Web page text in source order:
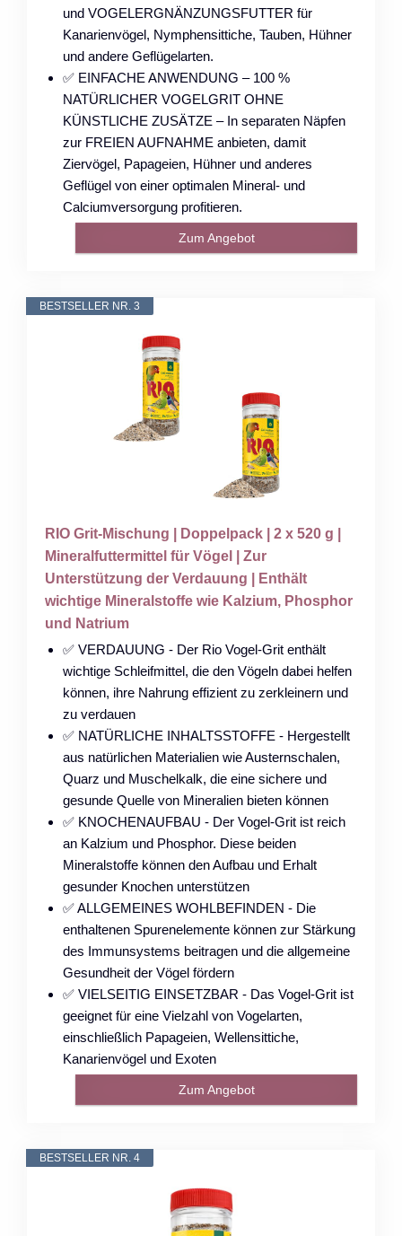
und VOGELERGNÄNZUNGSFUTTER für
Kanarienvögel, Nymphensittiche, Tauben, Hühner
und andere Geflügelarten.
✅ EINFACHE ANWENDUNG – 100 %
NATÜRLICHER VOGELGRIT OHNE
KÜNSTLICHE ZUSÄTZE – In separaten Näpfen
zur FREIEN AUFNAHME anbieten, damit
Ziervögel, Papageien, Hühner und anderes
Geflügel von einer optimalen Mineral- und
Calciumversorgung profitieren.
Zum Angebot
BESTSELLER NR. 3
RIO Grit-Mischung | Doppelpack | 2 x 520 g |
Mineralfuttermittel für Vögel | Zur
Unterstützung der Verdauung | Enthält
wichtige Mineralstoffe wie Kalzium, Phosphor
und Natrium
✅ VERDAUUNG - Der Rio Vogel-Grit enthält
wichtige Schleifmittel, die den Vögeln dabei helfen
können, ihre Nahrung effizient zu zerkleinern und
zu verdauen
✅ NATÜRLICHE INHALTSSTOFFE - Hergestellt
aus natürlichen Materialien wie Austernschalen,
Quarz und Muschelkalk, die eine sichere und
gesunde Quelle von Mineralien bieten können
✅ KNOCHENAUFBAU - Der Vogel-Grit ist reich
an Kalzium und Phosphor. Diese beiden
Mineralstoffe können den Aufbau und Erhalt
gesunder Knochen unterstützen
✅ ALLGEMEINES WOHLBEFINDEN - Die
enthaltenen Spurenelemente können zur Stärkung
des Immunsystems beitragen und die allgemeine
Gesundheit der Vögel fördern
✅ VIELSEITIG EINSETZBAR - Das Vogel-Grit ist
geeignet für eine Vielzahl von Vogelarten,
einschließlich Papageien, Wellensittiche,
Kanarienvögel und Exoten
Zum Angebot
BESTSELLER NR. 4